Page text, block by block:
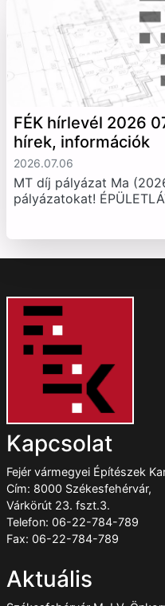
FÉK hírlevél 2026
hírek, információk
2026.07.06
MT díj pályázat Ma
pályázatokat!
Kapcsolat
Fejér vármegyei Építészek
Cím: 8000 Székesfehérvár,
Várkörút 23. fszt.3.
Telefon: 06-22-784-789
Fax: 06-22-784-789
Aktuális